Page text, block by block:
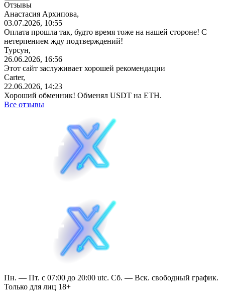
Отзывы
Анастасия Архипова,
03.07.2026, 10:55
Оплата прошла так, будто время тоже на нашей стороне! С
нетерпением жду подтверждений!
Турсун,
26.06.2026, 16:56
Этот сайт заслуживает хорошей рекомендации
Carter,
22.06.2026, 14:23
Хороший обменник! Обменял USDT на ETH.
Все отзывы
Пн. — Пт. с 07:00 до 20:00 utc. Сб. — Вск. свободный график.
Только для лиц 18+